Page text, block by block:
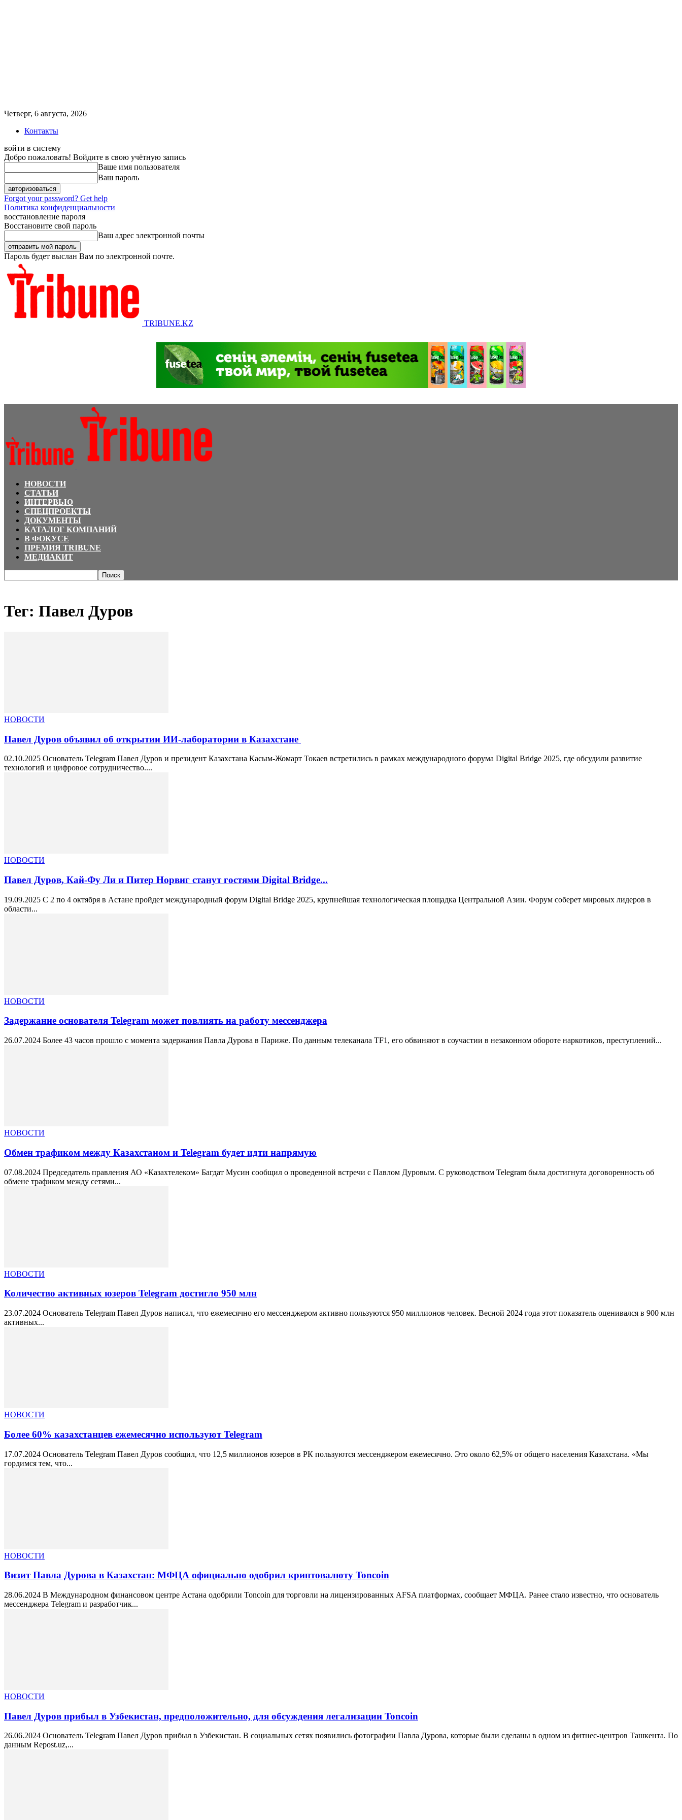
Четверг, 6 августа, 2026
Контакты
войти в систему
Добро пожаловать! Войдите в свою учётную запись
Ваше имя пользователя
Ваш пароль
Forgot your password? Get help
Политика конфиденциальности
восстановление пароля
Восстановите свой пароль
Ваш адрес электронной почты
Пароль будет выслан Вам по электронной почте.
TRIBUNE.KZ
НОВОСТИ
СТАТЬИ
ИНТЕРВЬЮ
СПЕЦПРОЕКТЫ
ДОКУМЕНТЫ
КАТАЛОГ КОМПАНИЙ
В ФОКУСЕ
ПРЕМИЯ TRIBUNE
МЕДИАКИТ
Тег: Павел Дуров
НОВОСТИ
Павел Дуров объявил об открытии ИИ-лаборатории в Казахстане
02.10.2025 Основатель Telegram Павел Дуров и президент Казахстана Касым-Жомарт Токаев встретились в рамках международного форума Digital Bridge 2025, где обсудили развитие
технологий и цифровое сотрудничество....
НОВОСТИ
Павел Дуров, Кай-Фу Ли и Питер Норвиг станут гостями Digital Bridge...
19.09.2025 С 2 по 4 октября в Астане пройдет международный форум Digital Bridge 2025, крупнейшая технологическая площадка Центральной Азии. Форум соберет мировых лидеров в
области...
НОВОСТИ
Задержание основателя Telegram может повлиять на работу мессенджера
26.07.2024 Более 43 часов прошло с момента задержания Павла Дурова в Париже. По данным телеканала TF1, его обвиняют в соучастии в незаконном обороте наркотиков, преступлений...
НОВОСТИ
Обмен трафиком между Казахстаном и Telegram будет идти напрямую
07.08.2024 Председатель правления АО «Казахтелеком» Багдат Мусин сообщил о проведенной встречи с Павлом Дуровым. С руководством Telegram была достигнута договоренность об
обмене трафиком между сетями...
НОВОСТИ
Количество активных юзеров Telegram достигло 950 млн
23.07.2024 Основатель Telegram Павел Дуров написал, что ежемесячно его мессенджером активно пользуются 950 миллионов человек. Весной 2024 года этот показатель оценивался в 900 млн
активных...
НОВОСТИ
Более 60% казахстанцев ежемесячно используют Telegram
17.07.2024 Основатель Telegram Павел Дуров сообщил, что 12,5 миллионов юзеров в РК пользуются мессенджером ежемесячно. Это около 62,5% от общего населения Казахстана. «Мы
гордимся тем, что...
НОВОСТИ
Визит Павла Дурова в Казахстан: МФЦА официально одобрил криптовалюту Toncoin
28.06.2024 В Международном финансовом центре Астана одобрили Toncoin для торговли на лицензированных AFSA платформах, сообщает МФЦА. Ранее стало известно, что основатель
мессенджера Telegram и разработчик...
НОВОСТИ
Павел Дуров прибыл в Узбекистан, предположительно, для обсуждения легализации Toncoin
26.06.2024 Основатель Telegram Павел Дуров прибыл в Узбекистан. В социальных сетях появились фотографии Павла Дурова, которые были сделаны в одном из фитнес-центров Ташкента. По
данным Repost.uz,...